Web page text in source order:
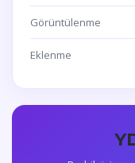
Görüntülenme
Eklenme